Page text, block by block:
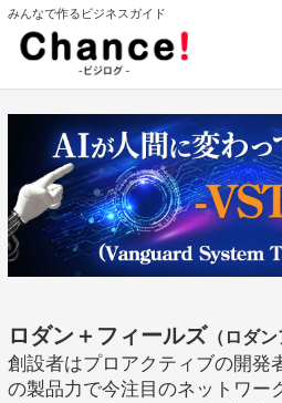
みんなで作るビジネスガイド
ロダン＋フィールズ （ロダ
創設者はプロアクティブの開発
の製品力で今注目のネットワー